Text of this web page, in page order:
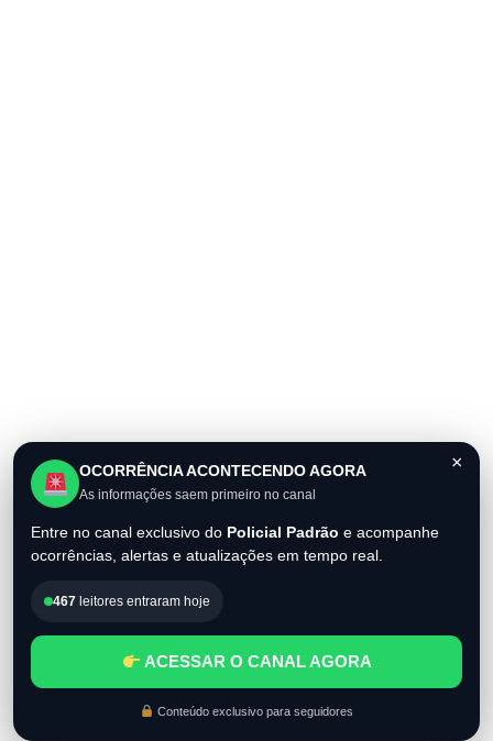
×
OCORRÊNCIA ACONTECENDO AGORA
As informações saem primeiro no canal
Entre no canal exclusivo do Policial Padrão e acompanhe
ocorrências, alertas e atualizações em tempo real.
467 leitores entraram hoje
ACESSAR O CANAL AGORA
Conteúdo exclusivo para seguidores